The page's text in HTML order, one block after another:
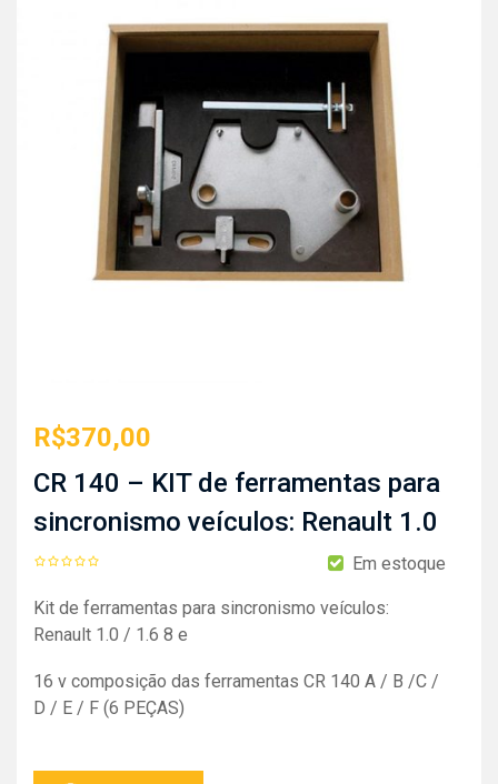
R$370,00
CR 140 – KIT de ferramentas para
sincronismo veículos: Renault 1.0
Em estoque
Kit de ferramentas para sincronismo veículos:
Renault 1.0 / 1.6 8 e
16 v composição das ferramentas CR 140 A / B /C /
D / E / F (6 PEÇAS)